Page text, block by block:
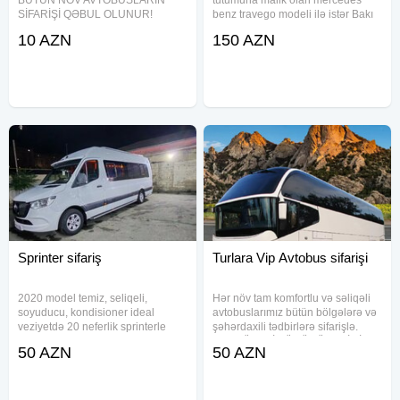
SİFARİŞİ QƏBUL OLUNUR!
və sərnişin tutumu: Mercedes Vito
10 AZN
benz travego modeli ilə istər Bakı
səfərlərinizi komfortlu , rahat və
150 AZN
Sprinter sifariş
2020 model temiz, seliqeli,
soyuducu, kondisioner ideal
veziyetdə 20 neferlik sprinterle
edirik
50 AZN
Turlara Vip Avtobus sifarişi
Hər növ tam komfortlu və səliqəli
avtobuslarımız bütün bölgələrə və
şəhərdaxili tədbirlərə sifarişlə.
rahat və təhlükəsiz şəkildə
50 AZN